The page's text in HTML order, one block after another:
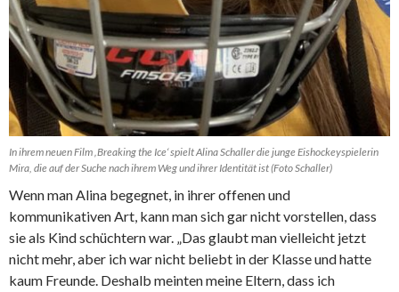
In ihrem neuen Film ‚Breaking the Ice‘ spielt Alina Schaller die junge Eishockeyspielerin
Mira, die auf der Suche nach ihrem Weg und ihrer Identität ist (Foto Schaller)
Wenn man Alina begegnet, in ihrer offenen und
kommunikativen Art, kann man sich gar nicht vorstellen, dass
sie als Kind schüchtern war. „Das glaubt man vielleicht jetzt
nicht mehr, aber ich war nicht beliebt in der Klasse und hatte
kaum Freunde. Deshalb meinten meine Eltern, dass ich